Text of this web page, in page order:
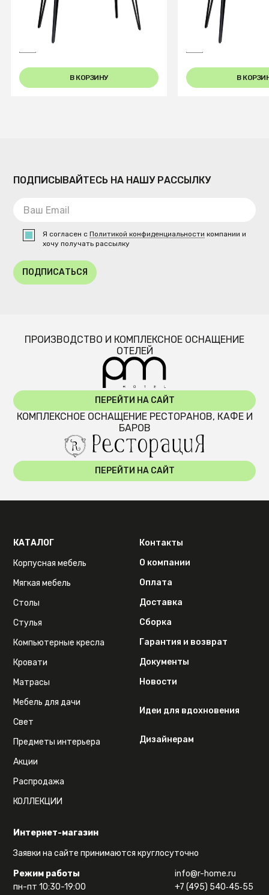
Стол Диего раздвиж. 140-
180 Керамогранит Темный
Мрамор
В КОРЗИНУ
Стол Диего
150
Мрамор
В
ПОДПИСЫВАЙТЕСЬ НА НАШУ РАССЫЛКУ
Я согласен сПолитикой конфиденциальности компании и
хочу получать рассылку
ПОДПИСАТЬСЯ
ПРОИЗВОДСТВО И КОМПЛЕКСНОЕ ОСНАЩЕНИЕ
ОТЕЛЕЙ
ПЕРЕЙТИ НА САЙТ
КОМПЛЕКСНОЕ ОСНАЩЕНИЕ РЕСТОРАНОВ, КАФЕ И
БАРОВ
ПЕРЕЙТИ НА САЙТ
Интернет-магазин
Заявки на сайте принимаются круглосуточно
Режим работы
пн-пт 10:30-19:00
info@r-home.ru
+7 (495) 540‑45‑55
КАТАЛОГ
Корпусная мебель
Мягкая мебель
Столы
Стулья
Компьютерные кресла
Кровати
Матрасы
Мебель для дачи
Свет
Предметы интерьера
Акции
Распродажа
КОЛЛЕКЦИИ
Контакты
О компании
Оплата
Доставка
Сборка
Гарантия и возврат
Документы
Новости
Идеи для вдохновения
Дизайнерам